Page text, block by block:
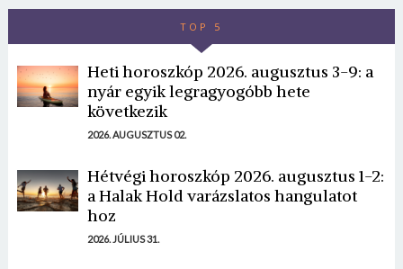
TOP 5
Heti horoszkóp 2026. augusztus 3-9: a
nyár egyik legragyogóbb hete
következik
2026. AUGUSZTUS 02.
Hétvégi horoszkóp 2026. augusztus 1-2:
a Halak Hold varázslatos hangulatot
hoz
2026. JÚLIUS 31.